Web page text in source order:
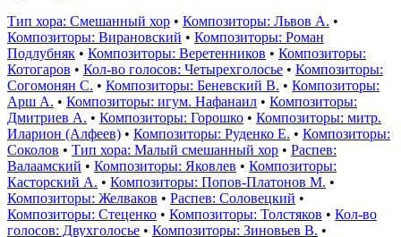
Тип хора: Смешанный хор • Композиторы: Львов А. •
Композиторы: Вирановский • Композиторы: Роман
Подлубняк • Композиторы: Веретенников • Композиторы:
Котогаров • Кол-во голосов: Четырехголосье • Композиторы:
Согомонян С. • Композиторы: Беневский В. • Композиторы:
Арш А. • Композиторы: игум. Нафанаил • Композиторы:
Дмитриев А. • Композиторы: Горошко • Композиторы: митр.
Иларион (Алфеев) • Композиторы: Руденко Е. • Композиторы:
Соколов • Тип хора: Малый смешанный хор • Распев:
Валаамский • Композиторы: Яковлев • Композиторы:
Касторский А. • Композиторы: Попов-Платонов М. •
Композиторы: Желваков • Распев: Соловецкий •
Композиторы: Стеценко • Композиторы: Толстяков • Кол-во
голосов: Двухголосье • Композиторы: Зиновьев В. •